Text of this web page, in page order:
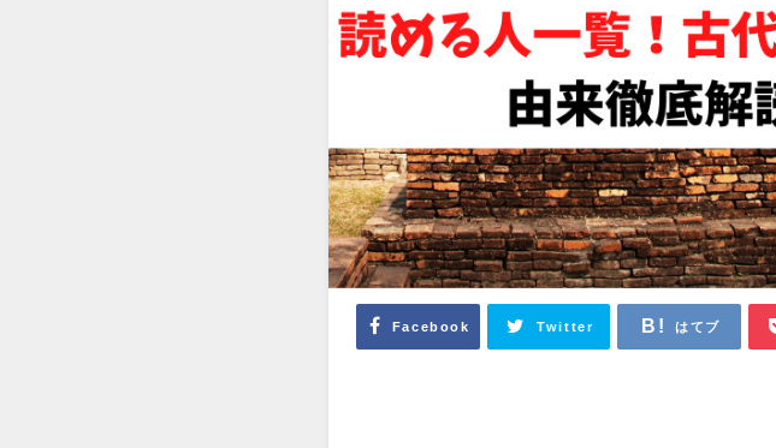
Facebook Twitter はてブ